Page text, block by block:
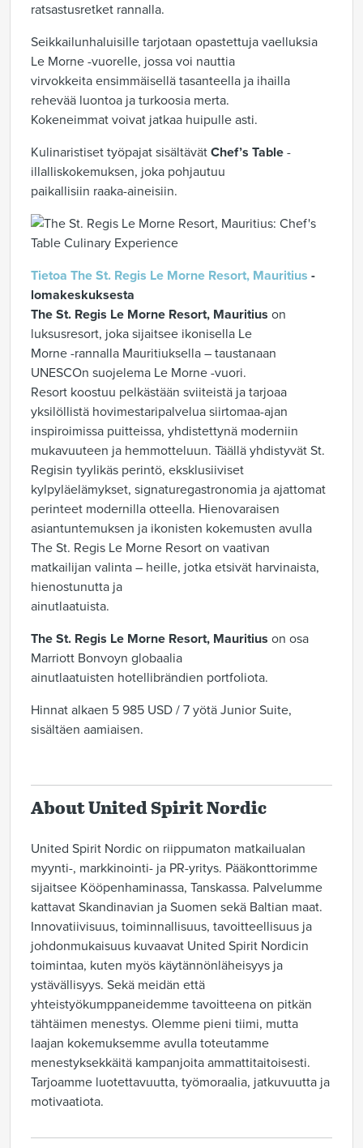
ratsastusretket rannalla.
Seikkailunhaluisille tarjotaan opastettuja vaelluksia
Le Morne -vuorelle, jossa voi nauttia
virvokkeita ensimmäisellä tasanteella ja ihailla
rehevää luontoa ja turkoosia merta.
Kokeneimmat voivat jatkaa huipulle asti.
Kulinaristiset työpajat sisältävät Chef’s Table -
illalliskokemuksen, joka pohjautuu
paikallisiin raaka-aineisiin.
Tietoa The St. Regis Le Morne Resort, Mauritius -
lomakeskuksesta
The St. Regis Le Morne Resort, Mauritius on
luksusresort, joka sijaitsee ikonisella Le
Morne -rannalla Mauritiuksella – taustanaan
UNESCOn suojelema Le Morne -vuori.
Resort koostuu pelkästään sviiteistä ja tarjoaa
yksilöllistä hovimestaripalvelua siirtomaa-ajan
inspiroimissa puitteissa, yhdistettynä moderniin
mukavuuteen ja hemmotteluun. Täällä yhdistyvät St.
Regisin tyylikäs perintö, eksklusiiviset
kylpyläelämykset, signaturegastronomia ja ajattomat
perinteet modernilla otteella. Hienovaraisen
asiantuntemuksen ja ikonisten kokemusten avulla
The St. Regis Le Morne Resort on vaativan
matkailijan valinta – heille, jotka etsivät harvinaista,
hienostunutta ja
ainutlaatuista.
The St. Regis Le Morne Resort, Mauritius on osa
Marriott Bonvoyn globaalia
ainutlaatuisten hotellibrändien portfoliota.
Hinnat alkaen 5 985 USD / 7 yötä Junior Suite,
sisältäen aamiaisen.
About United Spirit Nordic
United Spirit Nordic on riippumaton matkailualan
myynti-, markkinointi- ja PR-yritys. Pääkonttorimme
sijaitsee Kööpenhaminassa, Tanskassa. Palvelumme
kattavat Skandinavian ja Suomen sekä Baltian maat.
Innovatiivisuus, toiminnallisuus, tavoitteellisuus ja
johdonmukaisuus kuvaavat United Spirit Nordicin
toimintaa, kuten myös käytännönläheisyys ja
ystävällisyys. Sekä meidän että
yhteistyökumppaneidemme tavoitteena on pitkän
tähtäimen menestys. Olemme pieni tiimi, mutta
laajan kokemuksemme avulla toteutamme
menestyksekkäitä kampanjoita ammattitaitoisesti.
Tarjoamme luotettavuutta, työmoraalia, jatkuvuutta ja
motivaatiota.